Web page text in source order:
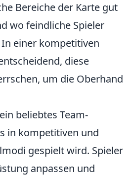
Bereiche der Karte gut
wo feindliche Spieler
einer kompetitiven
diese
um die Oberhand
beliebtes Team-
in kompetitiven und
gespielt wird. Spieler
anpassen und